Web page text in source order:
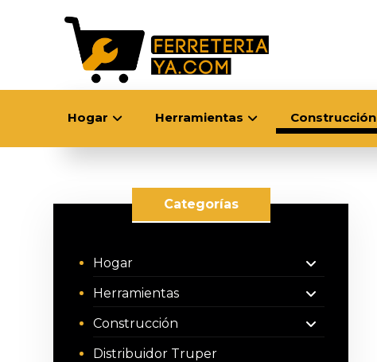
Hogar Herramientas Construcción
Categorías
Hogar
Herramientas
Construcción
Distribuidor Truper